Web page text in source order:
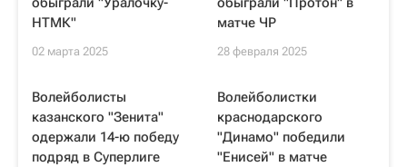
НТМК"
02 марта 2025
матче ЧР
28 февраля 2025
Волейболисты
казанского "Зенита"
одержали 14-ю победу
подряд в Суперлиге
Волейболистки
краснодарского
"Динамо" победили
"Енисей" в матче